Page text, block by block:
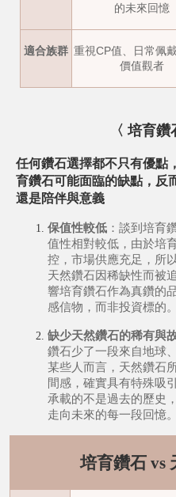
的未來回憶
適合族群 重視CP值、日常佩
價值觀者
〈 培育
任何鑽石選擇都不只有優點
育鑽石可能面臨的缺點，反
還是陪伴與意義
保值性較低 ： 談到培育
值性相對較低，由於培
控，市場供應充足，所
天然鑽石因稀缺性而被
響培育鑽石作為真鑽的
感信物，而非投資標的。
缺少天然鑽石的稀有與
鑽石少了一段來自地球
某些人而言，天然鑽石
間感，確實具有特殊吸
承載的不是過去的歷史
走向未來的每一段回憶。
培育鑽石 vs